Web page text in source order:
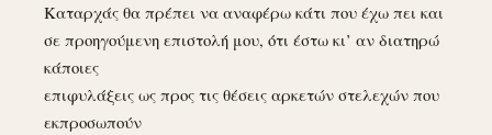
Καταρχάς θα πρέπει να αναφέρω κάτι που έχω πει και
σε προηγούμενη επιστολή μου, ότι έστω κι’ αν διατηρώ
κάποιες
επιφυλάξεις ως προς τις θέσεις αρκετών στελεχών που
εκπροσωπούν